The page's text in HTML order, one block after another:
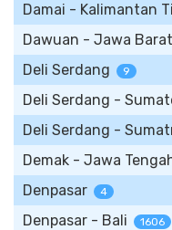
Damai - Kalimantan
Dawuan - Jawa Barat
Deli Serdang 9
Deli Serdang -
Deli Serdang -
Demak - Jawa
Denpasar 4
Denpasar - Bali 1606